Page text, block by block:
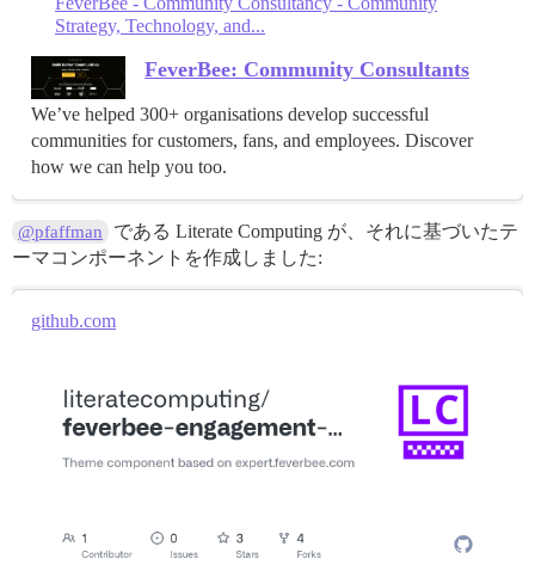
Strategy, Technology, and...
FeverBee: Community Consultants
We’ve helped 300+ organisations develop successful
communities for customers, fans, and employees. Discover
how we can help you too.
@pfaffman
である Literate Computing が、それに基づいたテ
ーマコンポーネントを作成しました:
github.com